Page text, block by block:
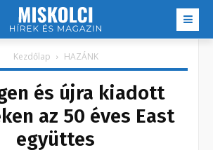
Kezdőlap HAZÁNK
és újra kiadott
az 50 éves East
együttes